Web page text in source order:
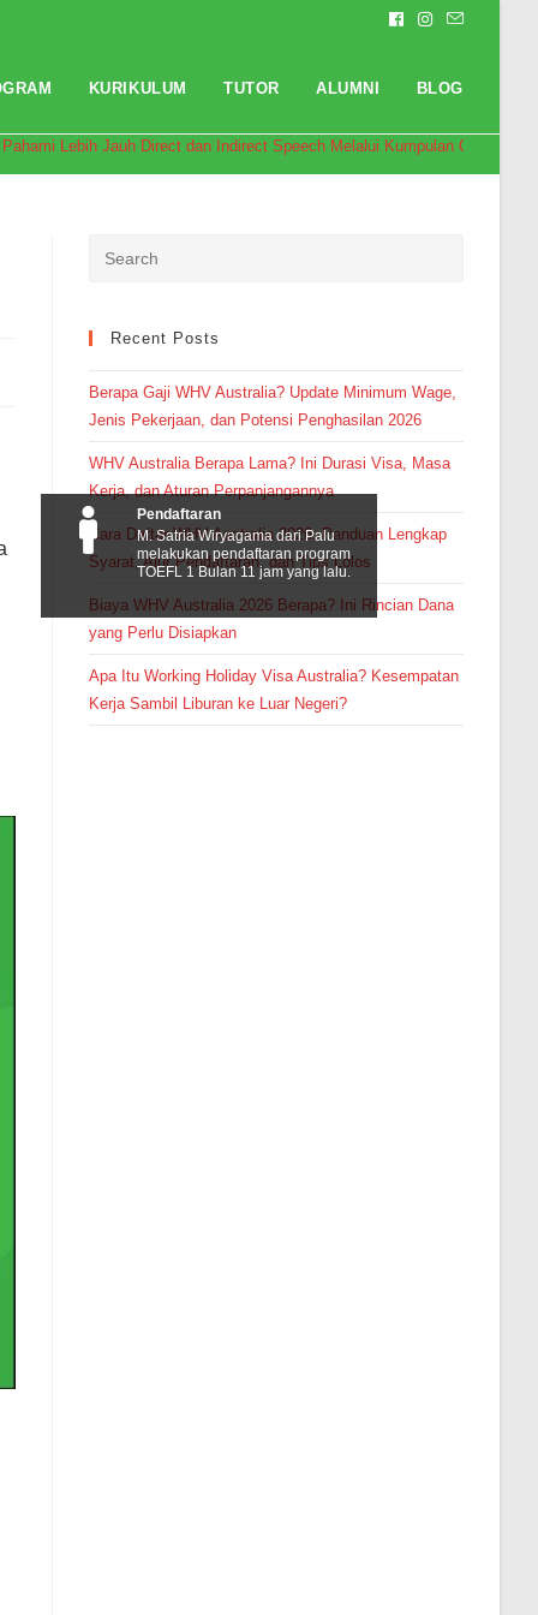
KURIKULUM TUTOR ALUMNI BLOG
Lebih Jauh Direct dan Indirect Speech Melalui Kumpulan Contoh
Recent Posts
Berapa Gaji WHV Australia? Update Minimum Wage,
Jenis Pekerjaan, dan Potensi Penghasilan 2026
WHV Australia Berapa Lama? Ini Durasi Visa, Masa
Kerja, dan Aturan Perpanjangannya
Cara Daftar WHV Australia 2026: Panduan Lengkap
Syarat, Alur Pendaftaran, dan Tips Lolos
Biaya WHV Australia 2026 Berapa? Ini Rincian Dana
yang Perlu Disiapkan
Apa Itu Working Holiday Visa Australia? Kesempatan
Kerja Sambil Liburan ke Luar Negeri?
Pendaftaran
M. Satria Wiryagama dari Palu
melakukan pendaftaran program
TOEFL 1 Bulan 11 jam yang lalu.